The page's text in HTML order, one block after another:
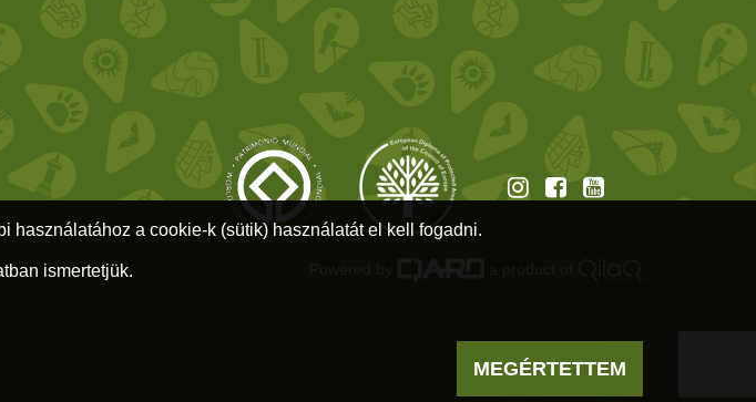
használatához a cookie-k (sütik) használatát el kell fogadni.
ismertetjük.
MEGÉRTETTEM